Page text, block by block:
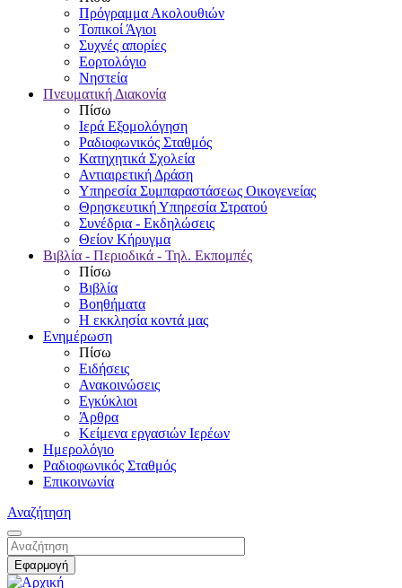
Πρόγραμμα Ακολουθιών
Τοπικοί Άγιοι
Συχνές απορίες
Εορτολόγιο
Νηστεία
Πνευματική Διακονία
Πίσω
Ιερά Εξομολόγηση
Ραδιοφωνικός Σταθμός
Κατηχητικά Σχολεία
Αντιαιρετική Δράση
Υπηρεσία Συμπαραστάσεως Οικογενείας
Θρησκευτική Υπηρεσία Στρατού
Συνέδρια - Εκδηλώσεις
Θείον Κήρυγμα
Βιβλία - Περιοδικά - Τηλ. Εκπομπές
Πίσω
Βιβλία
Βοηθήματα
Η εκκλησία κοντά μας
Ενημέρωση
Πίσω
Ειδήσεις
Ανακοινώσεις
Εγκύκλιοι
Άρθρα
Κείμενα εργασιών Ιερέων
Ημερολόγιο
Ραδιοφωνικός Σταθμός
Επικοινωνία
Αναζήτηση